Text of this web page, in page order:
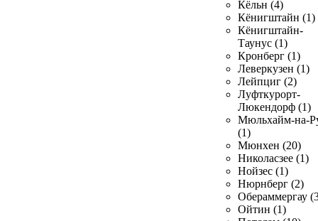
Кёльн (4)
Кёнигштайн (1)
Кёнигштайн-
Таунус (1)
Кронберг (1)
Леверкузен (1)
Лейпциг (2)
Луфткурорт-
Люкендорф (1)
Мюльхайм-на-
(1)
Мюнхен (20)
Николасзее (1)
Нойзес (1)
Нюрнберг (2)
Обераммергау
Ойтин (1)